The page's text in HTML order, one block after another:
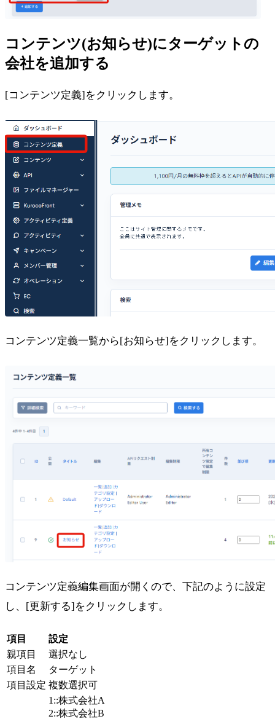
コンテンツ(お知らせ)にターゲットの
会社を追加する
[コンテンツ定義]をクリックします。
コンテンツ定義一覧から[お知らせ]をクリックします。
コンテンツ定義編集画面が開くので、下記のように設定
し、[更新する]をクリックします。
項目
設定
親項目
選択なし
項目名
ターゲット
項目設定 複数選択可
1::株式会社A
2::株式会社B